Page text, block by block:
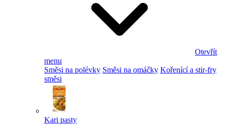
Otevřít
menu
Směsi na polévky Směsi na omáčky Kořenící a stir-fry
směsi
Kari pasty